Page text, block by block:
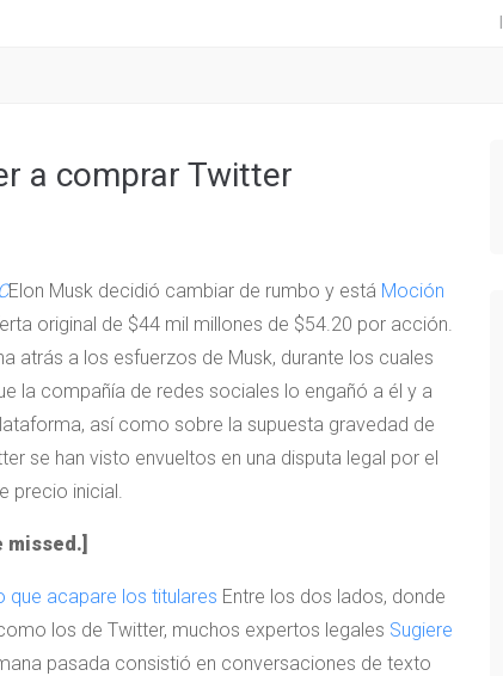
a comprar Twitter
Elon Musk decidió cambiar de rumbo y está Moción
original de $44 mil millones de $54.20 por acción.
atrás a los esfuerzos de Musk, durante los cuales
la compañía de redes sociales lo engañó a él y a
así como sobre la supuesta gravedad de
se han visto envueltos en una disputa legal por el
precio inicial.
missed.]
que acapare los titulares Entre los dos lados, donde
los de Twitter, muchos expertos legales Sugiere
pasada consistió en conversaciones de texto